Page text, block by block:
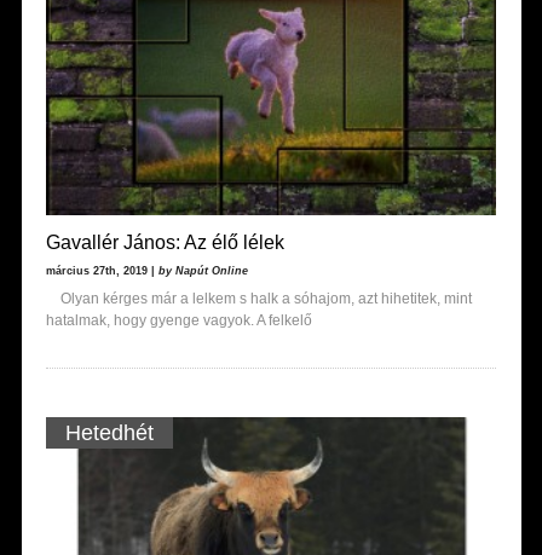
Gavallér János: Az élő lélek
március 27th, 2019 | by Napút Online
Olyan kérges már a lelkem s halk a sóhajom, azt hihetitek, mint
hatalmak, hogy gyenge vagyok. A felkelő
Hetedhét